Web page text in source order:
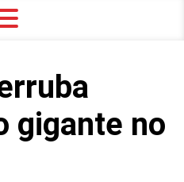
gigante no